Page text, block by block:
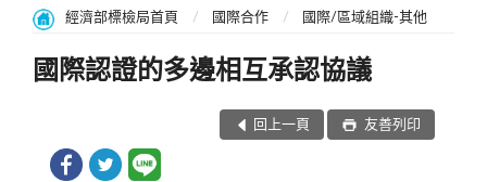
經濟部標檢局首頁 國際合作 國際/區域組織-其他
國際認證的多邊相互承認協議
回上一頁 友善列印